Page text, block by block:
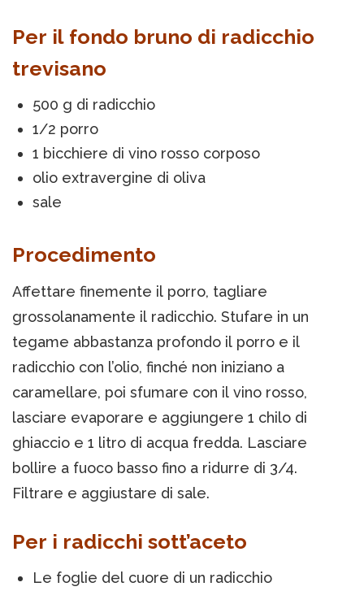
Per il fondo bruno di radicchio
trevisano
500 g di radicchio
1/2 porro
1 bicchiere di vino rosso corposo
olio extravergine di oliva
sale
Procedimento
Affettare finemente il porro, tagliare
grossolanamente il radicchio. Stufare in un
tegame abbastanza profondo il porro e il
radicchio con l’olio, finché non iniziano a
caramellare, poi sfumare con il vino rosso,
lasciare evaporare e aggiungere 1 chilo di
ghiaccio e 1 litro di acqua fredda. Lasciare
bollire a fuoco basso fino a ridurre di 3/4.
Filtrare e aggiustare di sale.
Per i radicchi sott’aceto
Le foglie del cuore di un radicchio